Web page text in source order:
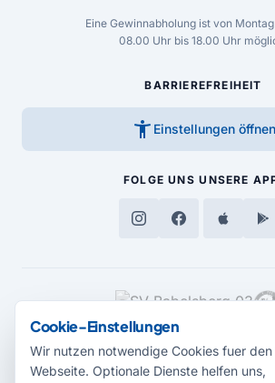
Eine Gewinnabholung ist von
08.00 Uhr bis 18.00 Uhr
BARRIEREFREIHEIT
accessibility_new Einstellungen öffnen
FOLGE UNS UNSERE
MEDIENPARTNER
Cookie-Einstellungen
Wir nutzen notwendige Cookies fuer
Webseite. Optionale Dienste helfen uns,